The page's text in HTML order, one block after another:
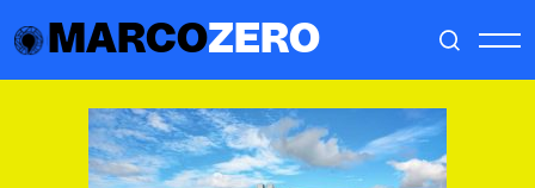
MARCOZERO